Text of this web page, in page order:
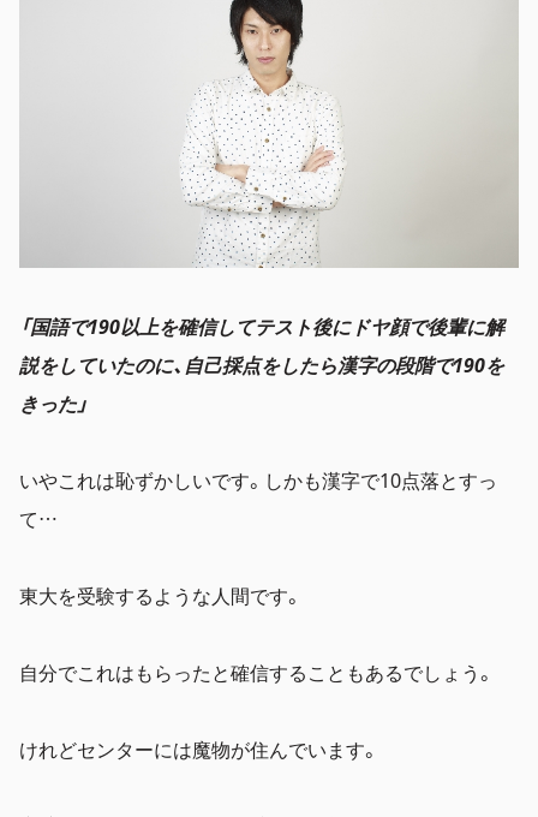
「国語で190以上を確信してテスト後にドヤ顔で後輩に解
説をしていたのに、自己採点をしたら漢字の段階で190を
きった」
いやこれは恥ずかしいです。しかも漢字で10点落とすっ
て…
東大を受験するような人間です。
自分でこれはもらったと確信することもあるでしょう。
けれどセンターには魔物が住んでいます。